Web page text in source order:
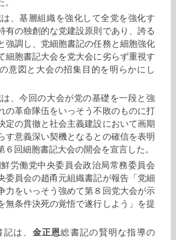
、基層組織を強化して全党を強化す
有の独創的な党建設原則であり、誇る
強調し、党細胞書記の任務と細胞強化
細胞書記大会を党大会に劣らず重視す
意図と大会の招集目的を明らかにし
、今回の大会が党の基礎を一段と強
の革命隊伍をいっそう不敗のものに打
定の貫徹と社会主義建設において画期
す意義深い契機となるとの確信を表明
６回細胞書記大会の開会を宣言した。
労働党中央委員会政治局常務委員会
委員会の趙甬元組織書記が報告「党細
力をいっそう強めて第８回党大会が示
無条件決死の覚悟で遂行しよう」を提
は、 金正恩総書記の賢明な指導の